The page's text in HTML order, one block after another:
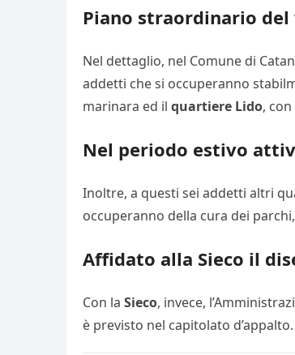
Piano straordinario del
Nel dettaglio, nel Comune di
addetti che si occuperanno
marinara ed il quartiere Lido,
Nel periodo estivo
Inoltre, a questi sei addetti altri
occuperanno della cura dei
Affidato alla Sieco il
Con la Sieco, invece,
è previsto nel capitolato d’appalto.